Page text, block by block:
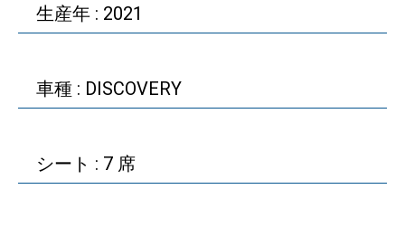
生産年 : 2021
車種 : DISCOVERY
シート : 7 席